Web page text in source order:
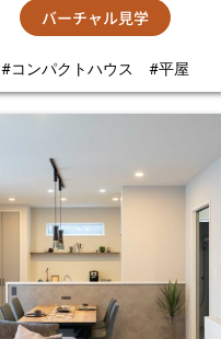
バーチャル見学
#コンパクトハウス #平屋